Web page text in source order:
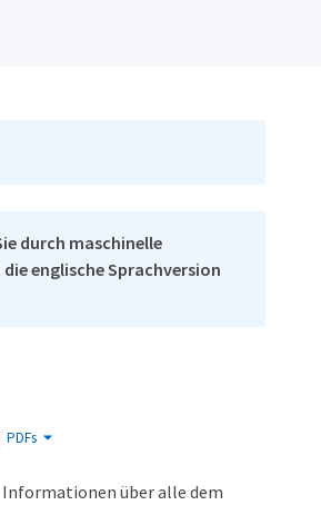
durch maschinelle
englische Sprachversion
PDFs
Informationen über alle dem